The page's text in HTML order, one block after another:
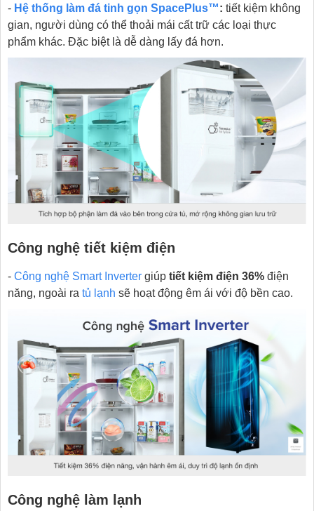
- Hệ thống làm đá tinh gọn SpacePlus™: tiết kiệm không
gian, người dùng có thể thoải mái cất trữ các loại thực
phẩm khác. Đặc biệt là dễ dàng lấy đá hơn.
Công nghệ tiết kiệm điện
- Công nghệ Smart Inverter giúp tiết kiệm điện 36% điện
năng, ngoài ra tủ lạnh sẽ hoạt động êm ái với độ bền cao.
Công nghệ làm lạnh